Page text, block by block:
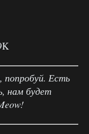
, попробуй. Есть
нам будет